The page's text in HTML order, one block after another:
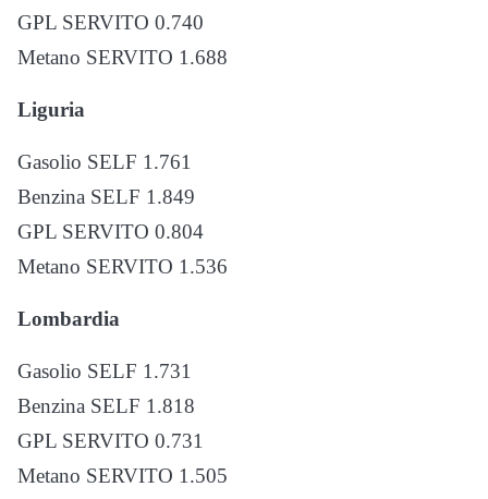
GPL SERVITO 0.740
Metano SERVITO 1.688
Liguria
Gasolio SELF 1.761
Benzina SELF 1.849
GPL SERVITO 0.804
Metano SERVITO 1.536
Lombardia
Gasolio SELF 1.731
Benzina SELF 1.818
GPL SERVITO 0.731
Metano SERVITO 1.505